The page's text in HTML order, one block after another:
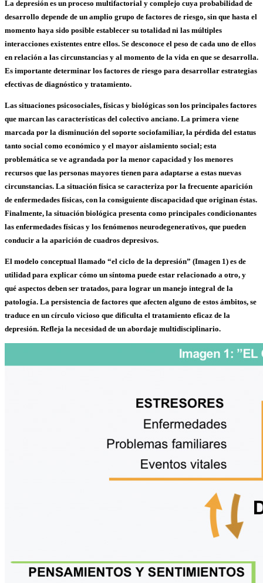
La depresión es un proceso multifactorial y complejo cuya probabilidad de
desarrollo depende de un amplio grupo de factores de riesgo, sin que hasta el
momento haya sido posible establecer su totalidad ni las múltiples
interacciones existentes entre ellos. Se desconoce el peso de cada uno de ellos
en relación a las circunstancias y al momento de la vida en que se desarrolla.
Es importante determinar los factores de riesgo para desarrollar estrategias
efectivas de diagnóstico y tratamiento.
Las situaciones psicosociales, físicas y biológicas son los principales factores
que marcan las características del colectivo anciano. La primera viene
marcada por la disminución del soporte sociofamiliar, la pérdida del estatus
tanto social como económico y el mayor aislamiento social; esta
problemática se ve agrandada por la menor capacidad y los menores
recursos que las personas mayores tienen para adaptarse a estas nuevas
circunstancias. La situación física se caracteriza por la frecuente aparición
de enfermedades físicas, con la consiguiente discapacidad que originan éstas.
Finalmente, la situación biológica presenta como principales condicionantes
las enfermedades físicas y los fenómenos neurodegenerativos, que pueden
conducir a la aparición de cuadros depresivos.
El modelo conceptual llamado “el ciclo de la depresión” (Imagen 1) es de
utilidad para explicar cómo un síntoma puede estar relacionado a otro, y
qué aspectos deben ser tratados, para lograr un manejo integral de la
patología. La persistencia de factores que afecten alguno de estos ámbitos, se
traduce en un círculo vicioso que dificulta el tratamiento eficaz de la
depresión. Refleja la necesidad de un abordaje multidisciplinario.